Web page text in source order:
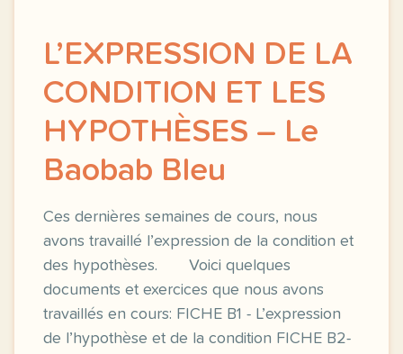
L’EXPRESSION DE LA
CONDITION ET LES
HYPOTHÈSES – Le
Baobab Bleu
Ces dernières semaines de cours, nous
avons travaillé l’expression de la condition et
des hypothèses. Voici quelques
documents et exercices que nous avons
travaillés en cours: FICHE B1 - L’expression
de l’hypothèse et de la condition FICHE B2-